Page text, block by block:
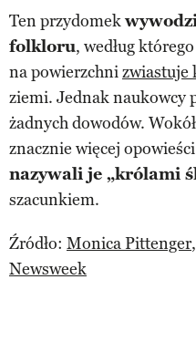
Ten przydomek
folkloru, według
na powierzchnizwiastuje
ziemi. Jednak naukowcy
żadnych dowodów.
znacznie więcej
nazywali je „królami
szacunkiem.
Źródło: Monica Pittenger,
Newsweek